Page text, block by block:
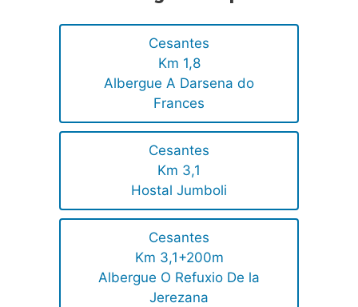
Cesantes
Km 1,8
Albergue A Darsena do
Frances
Cesantes
Km 3,1
Hostal Jumboli
Cesantes
Km 3,1+200m
Albergue O Refuxio De la
Jerezana